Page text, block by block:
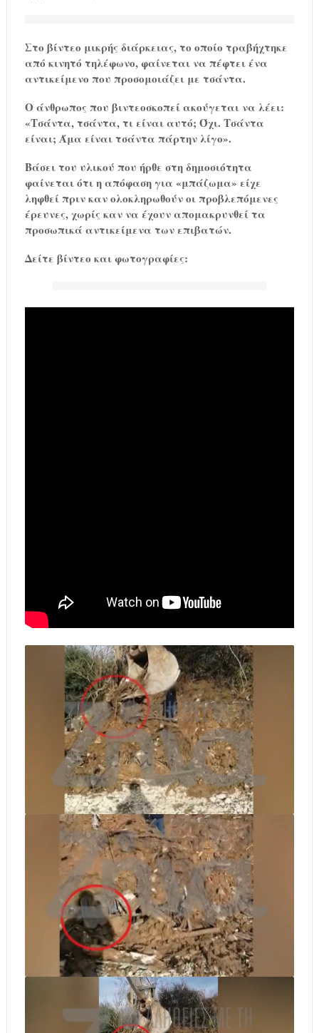
Στο βίντεο μικρής διάρκειας, το οποίο τραβήχτηκε
από κινητό τηλέφωνο, φαίνεται να πέφτει ένα
αντικείμενο που προσομοιάζει με τσάντα.
Ο άνθρωπος που βιντεοσκοπεί ακούγεται να λέει:
«Τσάντα, τσάντα, τι είναι αυτό; Όχι. Τσάντα
είναι; Άμα είναι τσάντα πάρτην λίγο».
Βάσει του υλικού που ήρθε στη δημοσιότητα
φαίνεται ότι η απόφαση για «μπάζωμα» είχε
ληφθεί πριν καν ολοκληρωθούν οι προβλεπόμενες
έρευνες, χωρίς καν να έχουν απομακρυνθεί τα
προσωπικά αντικείμενα των επιβατών.
Δείτε βίντεο και φωτογραφίες: